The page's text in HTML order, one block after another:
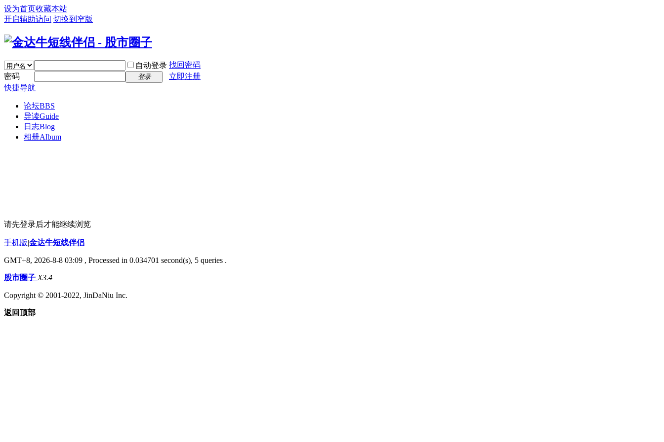
设为首页收藏本站
开启辅助访问 切换到窄版
自动登录 找回密码
密码
登录
立即注册
快捷导航
论坛BBS
导读Guide
日志Blog
相册Album
请先登录后才能继续浏览
手机版|金达牛短线伴侣
GMT+8, 2026-8-8 03:09 , Processed in 0.034701 second(s), 5 queries .
股市圈子 X3.4
Copyright © 2001-2022, JinDaNiu Inc.
返回顶部